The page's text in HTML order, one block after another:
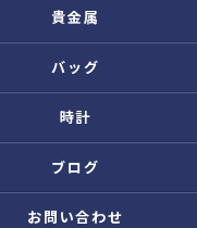
貴金属
バッグ
時計
ブログ
お問い合わせ